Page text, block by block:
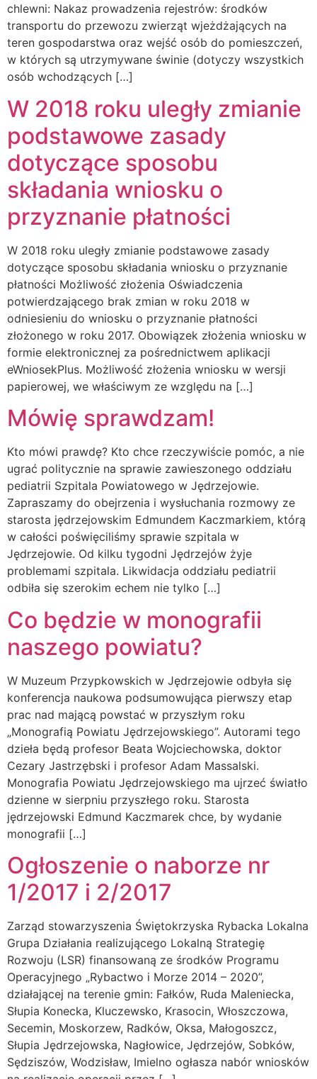
chlewni: Nakaz prowadzenia rejestrów: środków
transportu do przewozu zwierząt wjeżdżających na
teren gospodarstwa oraz wejść osób do pomieszczeń,
w których są utrzymywane świnie (dotyczy wszystkich
osób wchodzących […]
W 2018 roku uległy zmianie
podstawowe zasady
dotyczące sposobu
składania wniosku o
przyznanie płatności
W 2018 roku uległy zmianie podstawowe zasady
dotyczące sposobu składania wniosku o przyznanie
płatności Możliwość złożenia Oświadczenia
potwierdzającego brak zmian w roku 2018 w
odniesieniu do wniosku o przyznanie płatności
złożonego w roku 2017. Obowiązek złożenia wniosku w
formie elektronicznej za pośrednictwem aplikacji
eWniosekPlus. Możliwość złożenia wniosku w wersji
papierowej, we właściwym ze względu na […]
Mówię sprawdzam!
Kto mówi prawdę? Kto chce rzeczywiście pomóc, a nie
ugrać politycznie na sprawie zawieszonego oddziału
pediatrii Szpitala Powiatowego w Jędrzejowie.
Zapraszamy do obejrzenia i wysłuchania rozmowy ze
starosta jędrzejowskim Edmundem Kaczmarkiem, którą
w całości poświęciliśmy sprawie szpitala w
Jędrzejowie. Od kilku tygodni Jędrzejów żyje
problemami szpitala. Likwidacja oddziału pediatrii
odbiła się szerokim echem nie tylko […]
Co będzie w monografii
naszego powiatu?
W Muzeum Przypkowskich w Jędrzejowie odbyła się
konferencja naukowa podsumowująca pierwszy etap
prac nad mającą powstać w przyszłym roku
„Monografią Powiatu Jędrzejowskiego”. Autorami tego
dzieła będą profesor Beata Wojciechowska, doktor
Cezary Jastrzębski i profesor Adam Massalski.
Monografia Powiatu Jędrzejowskiego ma ujrzeć światło
dzienne w sierpniu przyszłego roku. Starosta
jędrzejowski Edmund Kaczmarek chce, by wydanie
monografii […]
Ogłoszenie o naborze nr
1/2017 i 2/2017
Zarząd stowarzyszenia Świętokrzyska Rybacka Lokalna
Grupa Działania realizującego Lokalną Strategię
Rozwoju (LSR) finansowaną ze środków Programu
Operacyjnego „Rybactwo i Morze 2014 – 2020”,
działającej na terenie gmin: Fałków, Ruda Maleniecka,
Słupia Konecka, Kluczewsko, Krasocin, Włoszczowa,
Secemin, Moskorzew, Radków, Oksa, Małogoszcz,
Słupia Jędrzejowska, Nagłowice, Jędrzejów, Sobków,
Sędziszów, Wodzisław, Imielno ogłasza nabór wniosków